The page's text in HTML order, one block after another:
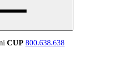
CUP 800.638.638